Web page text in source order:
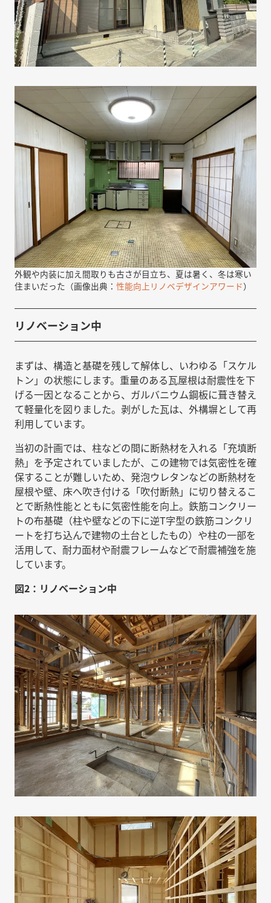
外観や内装に加え間取りも古さが目立ち、夏は暑く、冬は寒い
住まいだった（画像出典： 性能向上リノベデザインアワード）
リノベーション中
まずは、構造と基礎を残して解体し、いわゆる「スケル
トン」の状態にします。重量のある瓦屋根は耐震性を下
げる一因となることから、ガルバニウム鋼板に葺き替え
て軽量化を図りました。剥がした瓦は、外構塀として再
利用しています。
当初の計画では、柱などの間に断熱材を入れる「充填断
熱」を予定されていましたが、この建物では気密性を確
保することが難しいため、発泡ウレタンなどの断熱材を
屋根や壁、床へ吹き付ける「吹付断熱」に切り替えるこ
とで断熱性能とともに気密性能を向上。鉄筋コンクリー
トの布基礎（柱や壁などの下に逆T字型の鉄筋コンクリ
ートを打ち込んで建物の土台としたもの）や柱の一部を
活用して、耐力面材や耐震フレームなどで耐震補強を施
しています。
図2：リノベーション中